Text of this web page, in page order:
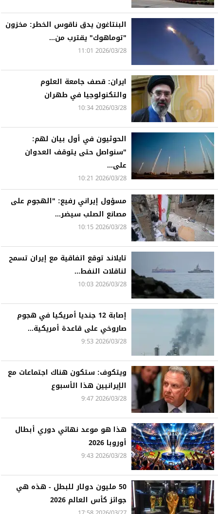
البنتاغون يدق ناقوس الخطر: مخزون
"توماهوك" يقترب من...
2026/03/28 11:01
ايران: قصف جامعة العلوم
والتكنولوجيا في طهران
2026/03/28 10:34
الحوثيون في أول بيان لهم:
"سنواصل حتى يتوقف العدوان
على...
2026/03/28 10:21
مسؤول إيراني رفيع: "الهجوم على
مصانع الصلب سيضر...
2026/03/28 10:15
تايلاند توقع اتفاقية مع إيران تسمح
لناقلات النفط...
2026/03/28 10:03
إصابة 12 جنديا أمريكيا في هجوم
صاروخي على قاعدة أمريكية...
2026/03/28 9:53
ويتكوف: ستكون هناك اجتماعات مع
الإيرانيين هذا الأسبوع
2026/03/28 9:47
هذا هو موعد نهائي دوري أبطال
أوروبا 2026
2026/03/28 9:43
50 مليون دولار للبطل - هذه هي
جوائز كأس العالم 2026